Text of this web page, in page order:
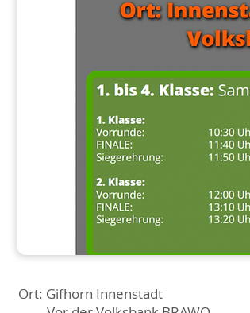
Ort: Gifhorn Innenstadt